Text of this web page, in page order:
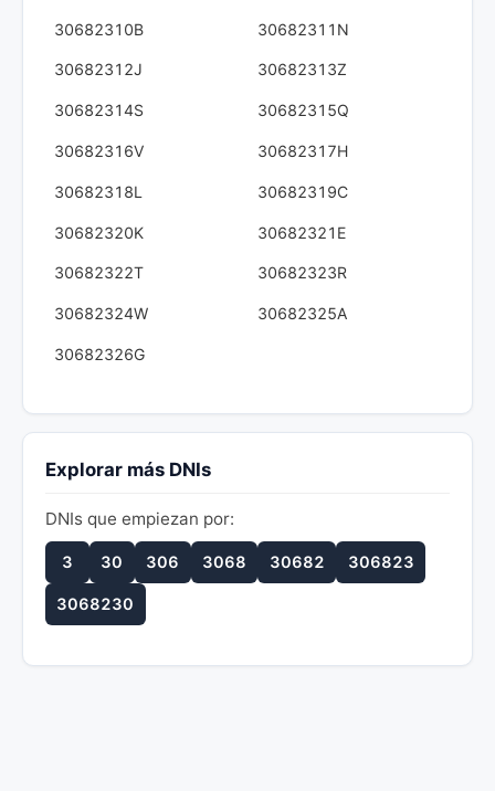
30682310B 30682311N
30682312J 30682313Z
30682314S 30682315Q
30682316V 30682317H
30682318L 30682319C
30682320K 30682321E
30682322T 30682323R
30682324W 30682325A
30682326G
Explorar más DNIs
DNIs que empiezan por:
3 30 306 3068 30682 306823
3068230